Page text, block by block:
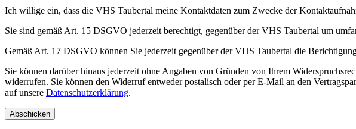
Ich willige ein, dass die VHS Taubertal meine Kontaktdaten zum Zwecke der
Sie sind gemäß Art. 15 DSGVO jederzeit berechtigt, gegenüber der VHS Taubertal um
Gemäß Art. 17 DSGVO können Sie jederzeit gegenüber der VHS Taubertal die
Sie können darüber hinaus jederzeit ohne Angaben von Gründen von Ihrem
widerrufen. Sie können den Widerruf entweder postalisch oder per E-Mail an den
auf unsere Datenschutzerklärung.